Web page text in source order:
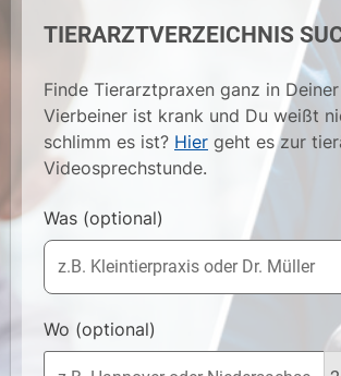
TIERARZTVERZEICHNIS
Finde Tierarztpraxen ganz in
Vierbeiner ist krank und Du weißt
schlimm es ist? Hier geht es zur
Videosprechstunde.
Was (optional)
Wo (optional)